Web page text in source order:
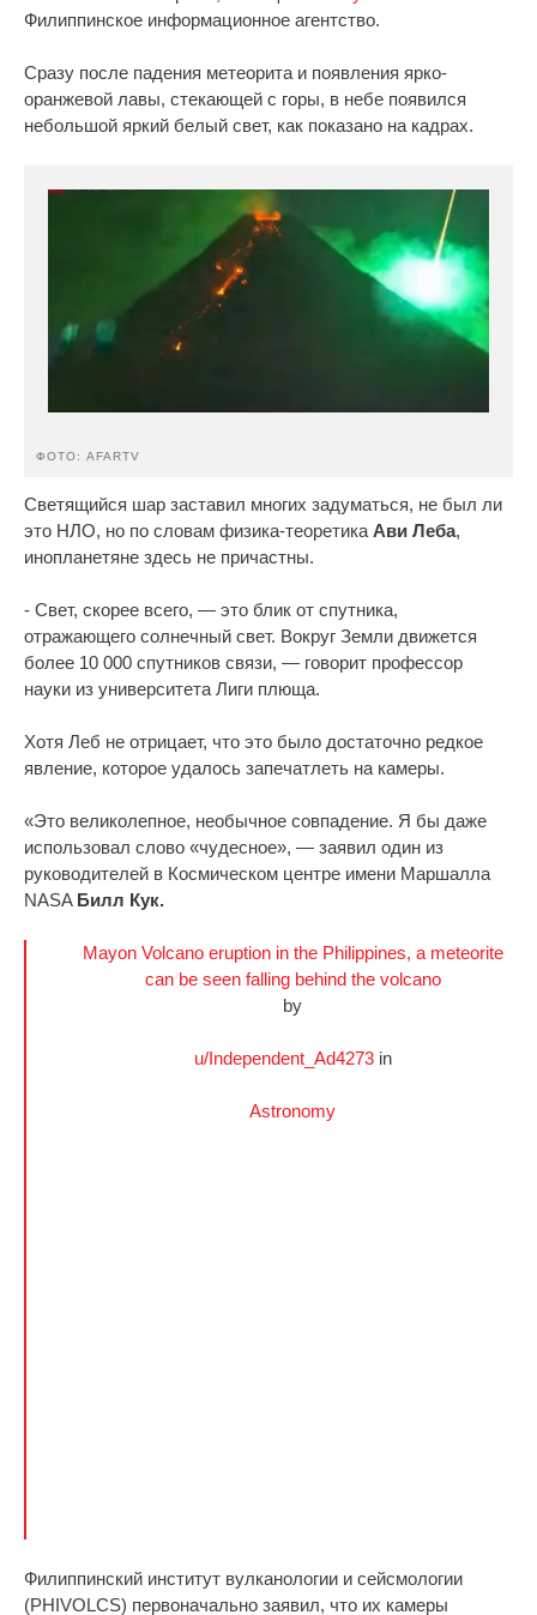
Филиппинское информационное агентство.
Сразу после падения метеорита и появления ярко-
оранжевой лавы, стекающей с горы, в небе появился
небольшой яркий белый свет, как показано на кадрах.
ФОТО: AFARTV
Светящийся шар заставил многих задуматься, не был ли
это НЛО, но по словам физика-теоретика Ави Леба,
инопланетяне здесь не причастны.
- Свет, скорее всего, — это блик от спутника,
отражающего солнечный свет. Вокруг Земли движется
более 10 000 спутников связи, — говорит профессор
науки из университета Лиги плюща.
Хотя Леб не отрицает, что это было достаточно редкое
явление, которое удалось запечатлеть на камеры.
«Это великолепное, необычное совпадение. Я бы даже
использовал слово «чудесное», — заявил один из
руководителей в Космическом центре имени Маршалла
NASA Билл Кук.
Mayon Volcano eruption in the Philippines, a meteorite
can be seen falling behind the volcano
by
u/Independent_Ad4273in
Astronomy
Филиппинский институт вулканологии и сейсмологии
(PHIVOLCS) первоначально заявил, что их камеры